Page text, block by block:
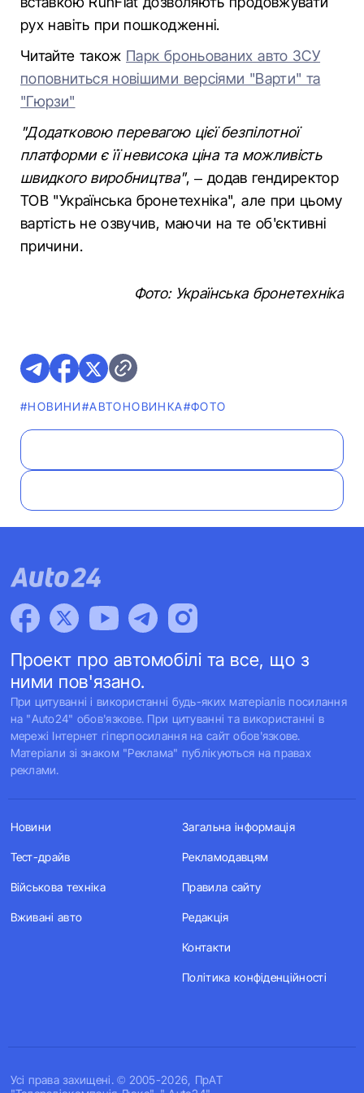
рух навіть при пошкодженні.
Читайте також Парк броньованих авто ЗСУ
поповниться новішими версіями "Варти" та
"Гюрзи"
"Додатковою перевагою цієї безпілотної
платформи є її невисока ціна та можливість
швидкого виробництва", – додав гендиректор
ТОВ "Українська бронетехніка", але при цьому
вартість не озвучив, маючи на те об'єктивні
причини.
Фото: Українська бронетехніка
#НОВИНИ#АВТОНОВИНКА#ФОТО
Проект про автомобілі та все, що з
ними пов'язано.
При цитуванні і використанні будь-яких матеріалів посилання
на "Auto24" обов'язкове. При цитуванні та використанні в
мережі Інтернет гіперпосилання на сайт обов'язкове.
Матеріали зі знаком "Реклама" публікуються на правах
реклами.
Усi права захищенi. © 2005-2026, ПрАТ
Новини
Тест-драйв
Військова техніка
Вживані авто
Загальна інформація
Рекламодавцям
Правила сайту
Редакція
Контакти
Політика конфіденційності